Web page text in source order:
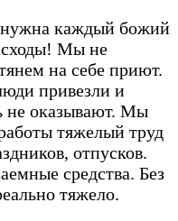
каждый божий
Мы не
на себе приют.
привезли и
не оказывают. Мы
тяжелый труд
отпусков.
средства. Без
тяжело.